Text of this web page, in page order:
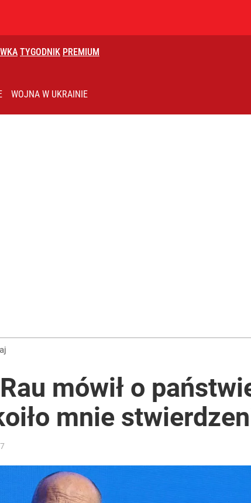
TYGODNIK PREMIUM
WOJNA W UKRAINIE
mówił o
mnie